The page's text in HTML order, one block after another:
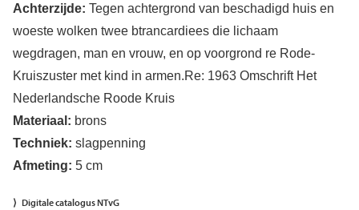
Achterzijde: Tegen achtergrond van beschadigd huis en
woeste wolken twee btrancardiees die lichaam
wegdragen, man en vrouw, en op voorgrond re Rode-
Kruiszuster met kind in armen.Re: 1963 Omschrift Het
Nederlandsche Roode Kruis
Materiaal: brons
Techniek: slagpenning
Afmeting: 5 cm
Digitale catalogus NTvG